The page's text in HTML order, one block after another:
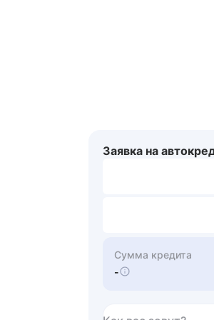
Заявка на
Сумма кредита
-